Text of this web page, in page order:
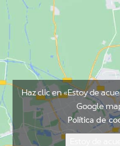
Haz clic en «Estoy de
Google
Política de